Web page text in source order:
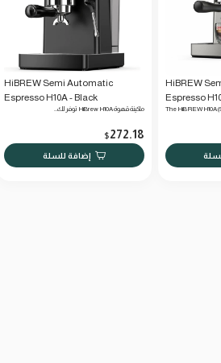
HiBREW
Espresso
The HiBREW H10A
HiBREW Semi Automatic
Espresso H10A - Black
ماكينة قهوة HiBrew H10A توفر لك…
272.18
$
إضافة للسلة